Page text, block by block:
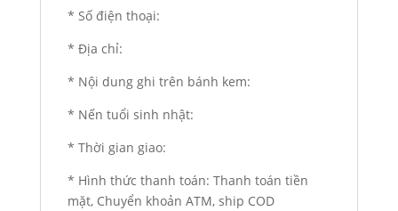
* Số điện thoại:
* Địa chỉ:
* Nội dung ghi trên bánh kem:
* Nến tuổi sinh nhật:
* Thời gian giao:
* Hình thức thanh toán: Thanh toán tiền
mặt, Chuyển khoản ATM, ship COD